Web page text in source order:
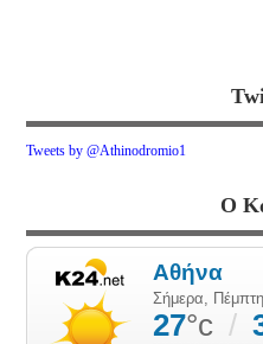
Tweets by @Athinodromio1
Ο